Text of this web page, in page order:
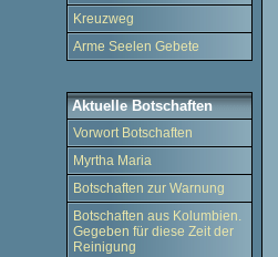
Kreuzweg
Arme Seelen Gebete
Aktuelle Botschaften
Vorwort Botschaften
Myrtha Maria
Botschaften zur Warnung
Botschaften aus Kolumbien.
Gegeben für diese Zeit der
Reinigung